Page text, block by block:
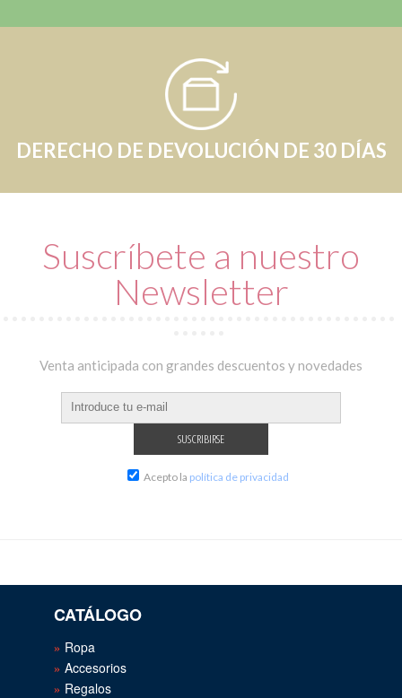
DERECHO DE DEVOLUCIÓN DE 30 DÍAS
Suscríbete a nuestro
Newsletter
Venta anticipada con grandes descuentos y novedades
Acepto la política de privacidad
CATÁLOGO
Ropa
Accesorios
Regalos